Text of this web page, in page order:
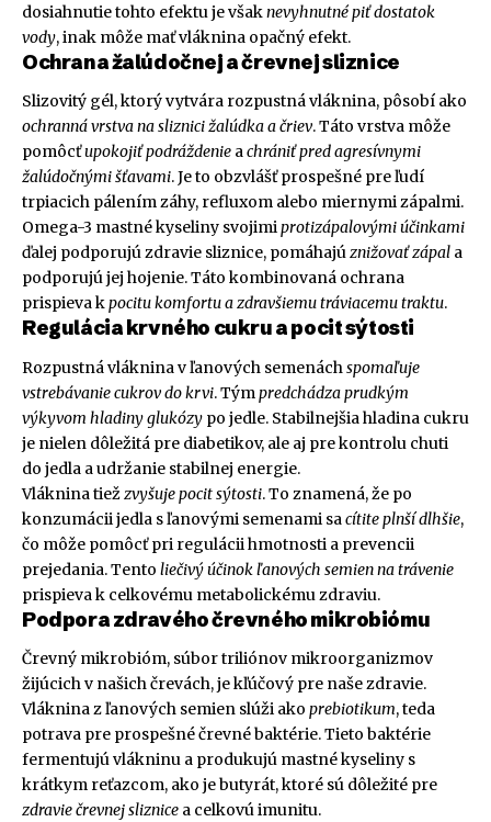
dosiahnutie tohto efektu je všaknevyhnutné piť dostatok
vody, inak môže mať vláknina opačný efekt.
Ochrana žalúdočnej a črevnej sliznice
Slizovitý gél, ktorý vytvára rozpustná vláknina, pôsobí ako
ochranná vrstva na sliznici žalúdka a čriev. Táto vrstva môže
pomôcťupokojiť podráždenie achrániť pred agresívnymi
žalúdočnými šťavami. Je to obzvlášť prospešné pre ľudí
trpiacich pálením záhy, refluxom alebo miernymi zápalmi.
Omega-3 mastné kyseliny svojimiprotizápalovými účinkami
ďalej podporujú zdravie sliznice, pomáhajúznižovať zápal a
podporujú jej hojenie. Táto kombinovaná ochrana
prispieva kpocitu komfortu a zdravšiemu tráviacemu traktu.
Regulácia krvného cukru a pocit sýtosti
Rozpustná vláknina v ľanových semenáchspomaľuje
vstrebávanie cukrov do krvi. Týmpredchádza prudkým
výkyvom hladiny glukózy po jedle. Stabilnejšia hladina cukru
je nielen dôležitá pre diabetikov, ale aj pre kontrolu chuti
do jedla a udržanie stabilnej energie.
Vláknina tiežzvyšuje pocit sýtosti. To znamená, že po
konzumácii jedla s ľanovými semenami sacítite plnší dlhšie,
čo môže pomôcť pri regulácii hmotnosti a prevencii
prejedania. Tento liečivý účinok ľanových semien na trávenie
prispieva k celkovému metabolickému zdraviu.
Podpora zdravého črevného mikrobiómu
Črevný mikrobióm, súbor triliónov mikroorganizmov
žijúcich v našich črevách, je kľúčový pre naše zdravie.
Vláknina z ľanových semien slúži ako prebiotikum, teda
potrava pre prospešné črevné baktérie. Tieto baktérie
fermentujú vlákninu a produkujú mastné kyseliny s
krátkym reťazcom, ako je butyrát, ktoré sú dôležité pre
zdravie črevnej sliznice a celkovú imunitu.